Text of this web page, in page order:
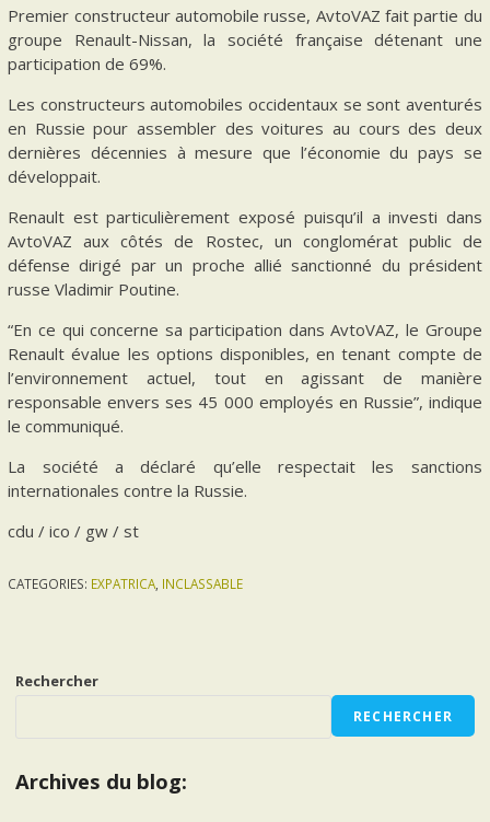
Premier constructeur automobile russe, AvtoVAZ fait partie du
groupe Renault-Nissan, la société française détenant une
participation de 69%.
Les constructeurs automobiles occidentaux se sont aventurés
en Russie pour assembler des voitures au cours des deux
dernières décennies à mesure que l’économie du pays se
développait.
Renault est particulièrement exposé puisqu’il a investi dans
AvtoVAZ aux côtés de Rostec, un conglomérat public de
défense dirigé par un proche allié sanctionné du président
russe Vladimir Poutine.
“En ce qui concerne sa participation dans AvtoVAZ, le Groupe
Renault évalue les options disponibles, en tenant compte de
l’environnement actuel, tout en agissant de manière
responsable envers ses 45 000 employés en Russie”, indique
le communiqué.
La société a déclaré qu’elle respectait les sanctions
internationales contre la Russie.
cdu / ico / gw / st
CATEGORIES: EXPATRICA, INCLASSABLE
Rechercher
RECHERCHER
Archives du blog: